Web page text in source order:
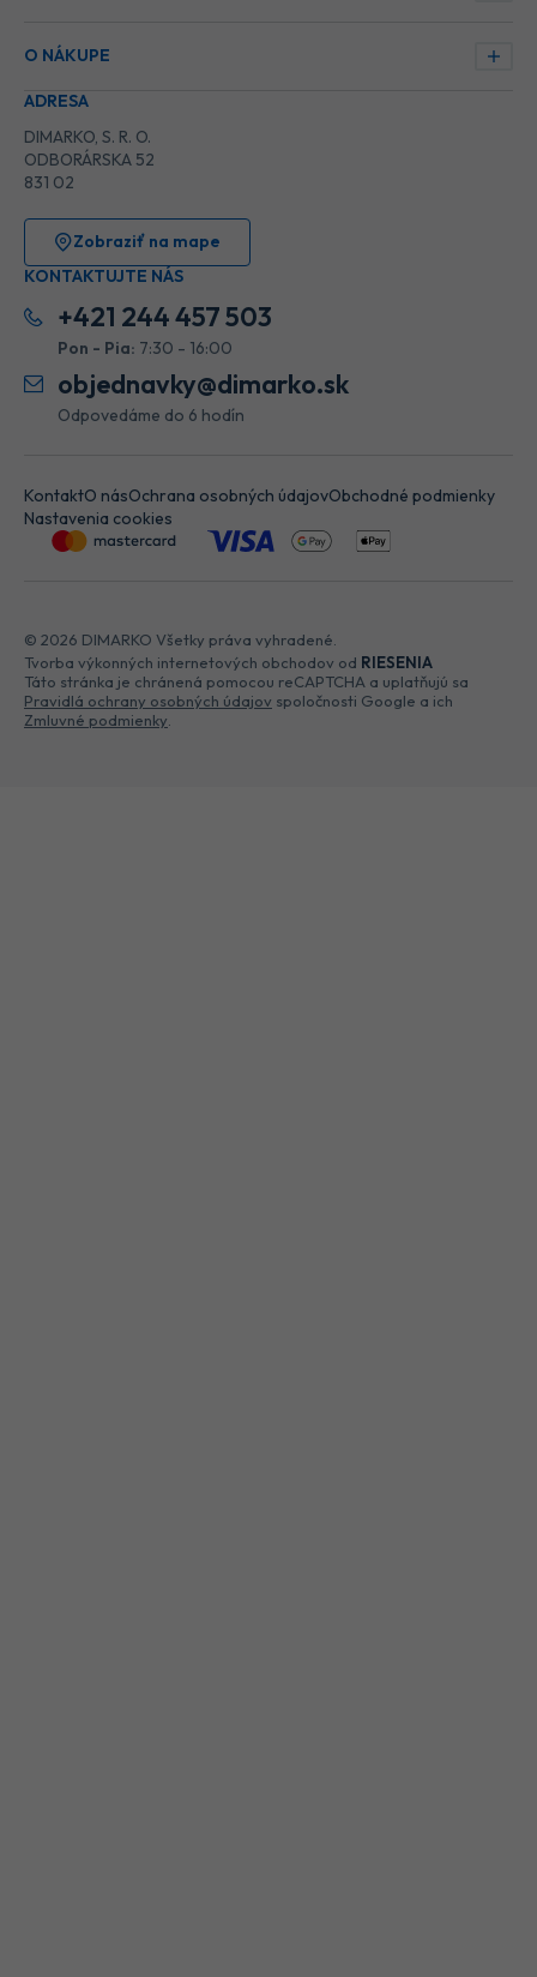
O NÁKUPE
ADRESA
DIMARKO, S. R. O.
ODBORÁRSKA 52
831 02
Zobraziť na mape
KONTAKTUJTE NÁS
+421 244 457 503
Pon - Pia: 7:30 - 16:00
objednavky@dimarko.sk
Odpovedáme do 6 hodín
KontaktO násOchrana osobných údajovObchodné podmienky
Nastavenia cookies
© 2026 DIMARKO Všetky práva vyhradené.
Tvorba výkonných internetových obchodov od RIESENIA
Táto stránka je chránená pomocou reCAPTCHA a uplatňujú sa
Pravidlá ochrany osobných údajov spoločnosti Google a ich
Zmluvné podmienky